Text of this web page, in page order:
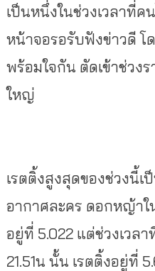
เป็นหนึ่งในช่วงเวลาที่ค
หน้าจอรอรับฟังข่าวดี
พร้อมใจกัน ตัดเข้าช่วง
ใหญ่
เรตติ้งสูงสุดของช่วงนี้เ
อากาศละคร ดอกหญ้าใ
อยู่ที่ 5.022 แต่ช่วงเวล
21.51น นั้น เรตติ้งอยู่ที่